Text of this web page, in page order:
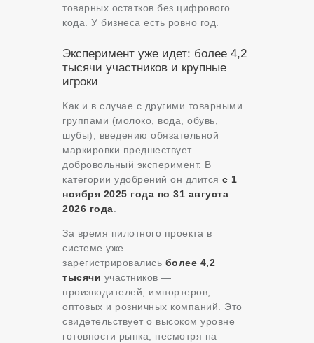
товарных остатков без цифрового
кода. У бизнеса есть ровно год.
Эксперимент уже идет: более 4,2
тысячи участников и крупные
игроки
Как и в случае с другими товарными
группами (молоко, вода, обувь,
шубы), введению обязательной
маркировки предшествует
добровольный эксперимент. В
категории удобрений он длится с 1
ноября 2025 года по 31 августа
2026 года
За время пилотного проекта в
системе уже
зарегистрировались более 4,2
тысячи участников —
производителей, импортеров,
оптовых и розничных компаний. Это
свидетельствует о высоком уровне
готовности рынка, несмотря на